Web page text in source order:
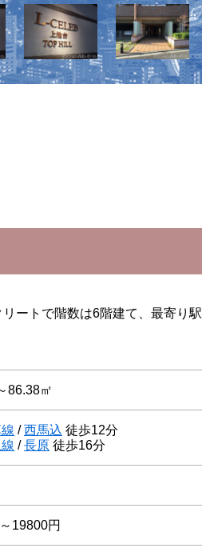
ートで階数は6階建て、最寄り駅
86.38㎡
/西馬込 徒歩12分
/長原 徒歩16分
19800円